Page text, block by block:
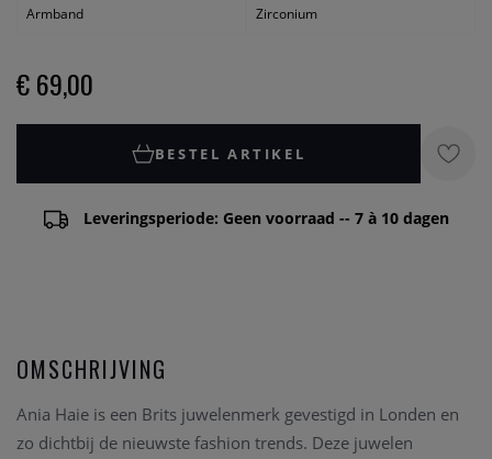
Armband
Zirconium
€ 69,00
BESTEL ARTIKEL
Leveringsperiode: Geen voorraad -- 7 à 10 dagen
OMSCHRIJVING
Ania Haie is een Brits juwelenmerk gevestigd in Londen en
zo dichtbij de nieuwste fashion trends. Deze juwelen